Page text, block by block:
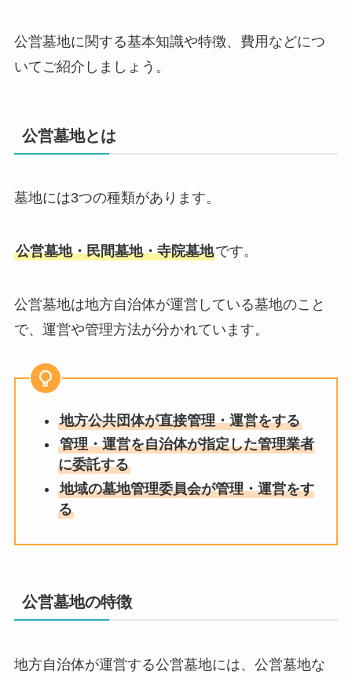
公営墓地に関する基本知識や特徴、費用などにつ
いてご紹介しましょう。
公営墓地とは
墓地には3つの種類があります。
公営墓地・民間墓地・寺院墓地です。
公営墓地は地方自治体が運営している墓地のこと
で、運営や管理方法が分かれています。
地方公共団体が直接管理・運営をする
管理・運営を自治体が指定した管理業者
に委託する
地域の墓地管理委員会が管理・運営をす
る
公営墓地の特徴
地方自治体が運営する公営墓地には、公営墓地な